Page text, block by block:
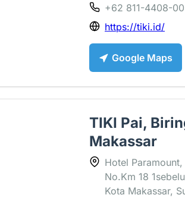
+62 811-4408-
https://tiki.id/
Google Maps
TIKI Pai,
Makassar
Hotel
No.Km 18
Kota Makassar,